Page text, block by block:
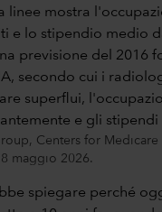
Centers for
maggio 2026.
spiegare perché